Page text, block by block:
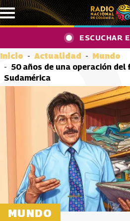
Pasar al contenido principal
ESCUCHAR
Inicio Actualidad
Mundo
50 años de una operación
Sudamérica
MUNDO